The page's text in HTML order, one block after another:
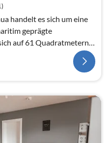
handelt es sich um eine
geprägte
auf 61 Quadratmetern